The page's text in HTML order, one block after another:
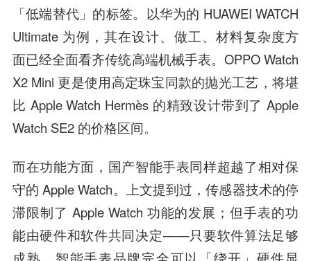
「低端替代」的标签。以华为的 HUAWEI WATCH
Ultimate 为例，其在设计、做工、材料复杂度方
面已经全面看齐传统高端机械手表。OPPO Watch
X2 Mini 更是使用高定珠宝同款的抛光工艺，将堪
比 Apple Watch Hermès 的精致设计带到了 Apple
Watch SE2 的价格区间。
而在功能方面，国产智能手表同样超越了相对保
守的 Apple Watch。上文提到过，传感器技术的停
滞限制了 Apple Watch 功能的发展；但手表的功
能由硬件和软件共同决定——只要软件算法足够